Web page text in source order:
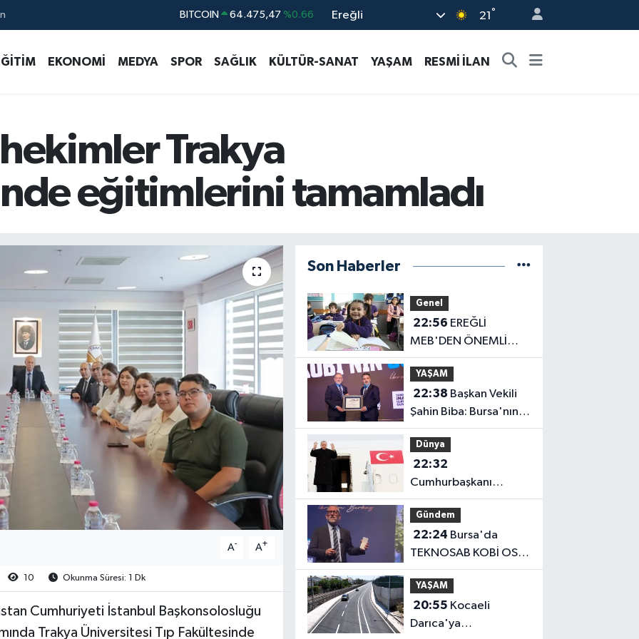
DOLAR 47,5971 %0.05
STERLİN 64,2534 %0.22
Ereğli 21 °
EKONOMİ MEDYA SPOR SAĞLIK KÜLTÜR-SANAT YAŞAM RESMİ İLAN
Trakya
eğitimlerini tamamladı
A- A+
10 Okunma Süresi: 1 Dk
Cumhuriyeti İstanbul Başkonsolosluğu
Trakya Üniversitesi Tıp Fakültesinde
Son Haberler
Genel
22:56
MEB'DEN ÖNEMLİ
AÇIKLAMA
YAŞAM
22:38
Şahin Biba: Bursa'nın
geleceğini bütüncül
anlayışla planlıyoruz
Dünya
22:32
Cumhurbaşkanı
Erdoğan, Suudi
Arabistan yolcusu
Gündem
22:24
TEKNOSAB KOBİ OSB
tanıtıldı... Bursa'nın
kalkınma
yolculuğunda yeni
dönem
YAŞAM
20:55
Darıca'ya